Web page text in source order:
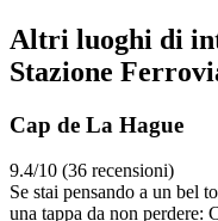
Altri luoghi di
Stazione
Cap de La Hague
9.4/10 (36 recensioni)
Se stai pensando a un bel
una tappa da non perdere: